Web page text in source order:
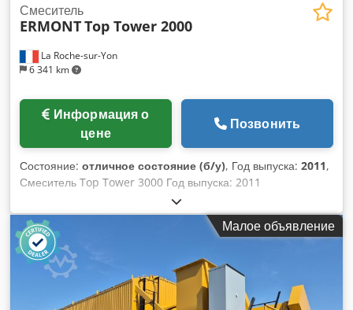
La Roche-sur-Yon
6 341 km
Смеситель
ERMONTTop Tower 2000
цене
Позвонить
Состояние: отличное состояние (б/у), Год выпуска: 2011,
Смеситель Top Tower 3000 Год выпуска: 2011
Производительность: 200 тонн/час Chedpoxz Um Eofx Antja
Обработано: 800 000 тонн
Малое объявление